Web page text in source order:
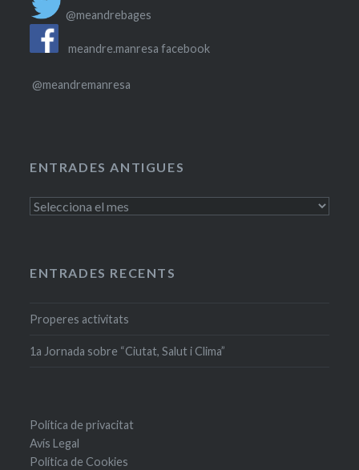
@meandrebages
meandre.manresa facebook
@meandremanresa
ENTRADES ANTIGUES
Entrades
ENTRADES RECENTS
Properes activitats
1a Jornada sobre “Ciutat, Salut i Clima”
Política de privacitat
Avís Legal
Política de Cookies